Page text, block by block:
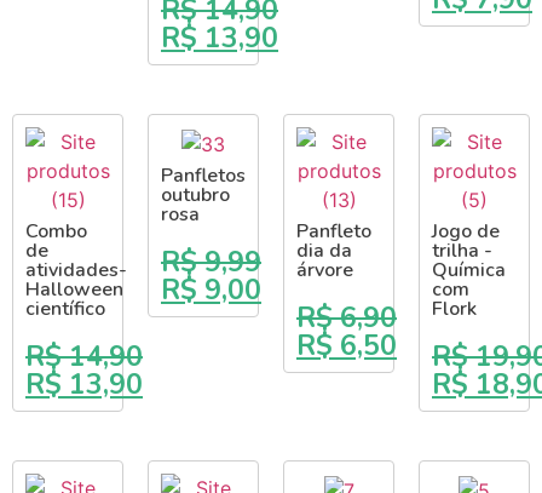
R$14,90
R$ 13,90
Combo
de
atividades-
Halloween
científico
R$14,90
R$ 13,90
Panfletos
outubro
rosa
R$9,99
R$ 9,00
Panfleto
dia da
árvore
R$6,90
R$ 6,50
Jogo de
trilha -
Química
com
Flork
R$
R$